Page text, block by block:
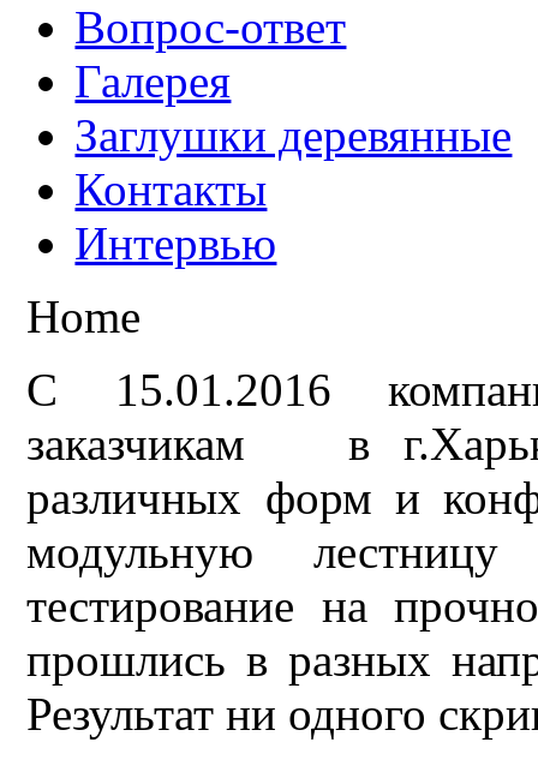
Вопрос-ответ
Галерея
Заглушки деревянные
Контакты
Интервью
Home
С 15.01.2016
заказчикам в
различных форм и
модульную
тестирование на
прошлись в разных
Результат ни одного